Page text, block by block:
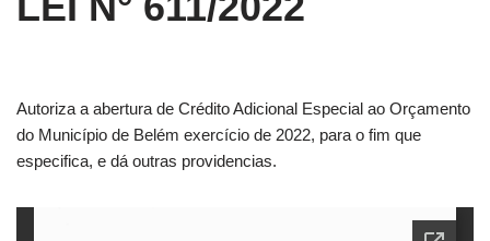
Autoriza a abertura de Crédito Adicional Especial ao Orçamento
do Município de Belém exercício de 2022, para o fim que
especifica, e dá outras providencias.